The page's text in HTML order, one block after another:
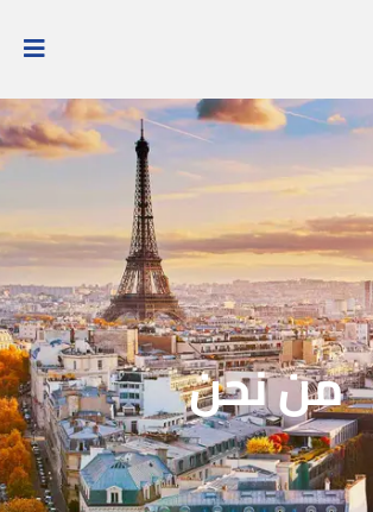
من نحن